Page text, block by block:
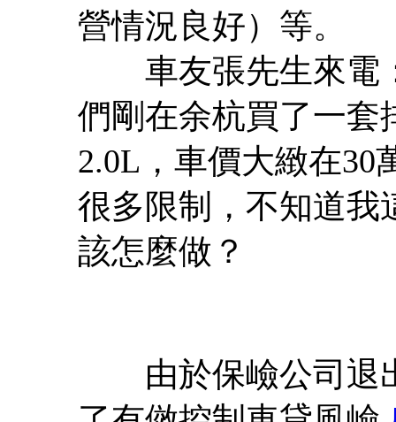
營情況良好）等。
車友張先生來電
們剛在余杭買了一套
2.0L，車價大緻在30
很多限制，不知道我
該怎麼做？
由於保嶮公司退